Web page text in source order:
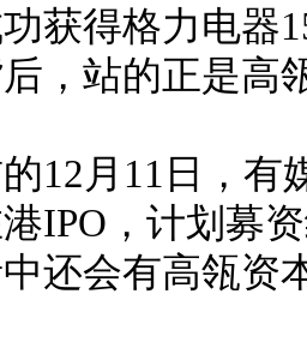
获得格力电器
，站的正是高
12月11日，有
IPO，计划募
还会有高瓴资